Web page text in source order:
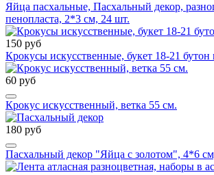
Яйца пасхальные, Пасхальный декор,
пенопласта, 2*3 см, 24 шт.
150 руб
Крокусы искусственные, букет 18-21 бутон
60 руб
Крокус искусственный, ветка 55 см.
180 руб
Пасхальный декор "Яйца с золотом", 4*6